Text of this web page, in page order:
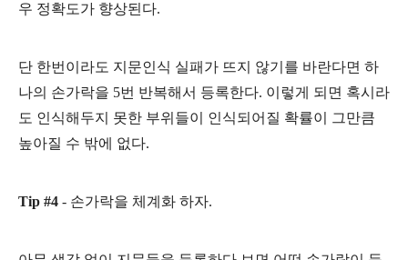
우 정확도가 향상된다.
단 한번이라도 지문인식 실패가 뜨지 않기를 바란다면 하
나의 손가락을 5번 반복해서 등록한다. 이렇게 되면 혹시라
도 인식해두지 못한 부위들이 인식되어질 확률이 그만큼
높아질 수 밖에 없다.
Tip #4 - 손가락을 체계화 하자.